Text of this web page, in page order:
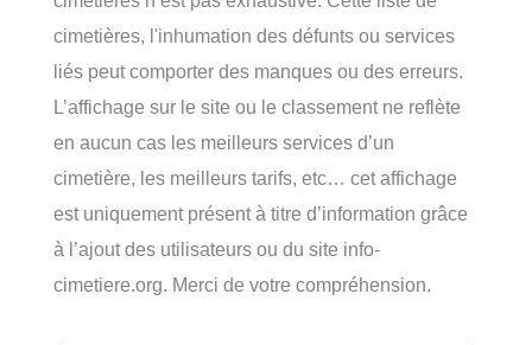
cimetières, l'inhumation des défunts ou services
liés peut comporter des manques ou des erreurs.
L’affichage sur le site ou le classement ne reflète
en aucun cas les meilleurs services d’un
cimetière, les meilleurs tarifs, etc… cet affichage
est uniquement présent à titre d’information grâce
à l’ajout des utilisateurs ou du site info-
cimetiere.org. Merci de votre compréhension.